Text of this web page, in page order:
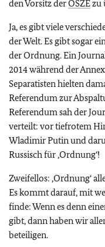
den Vorsitz derOSZEzu
Ja, es gibt viele
der Welt. Es gibt sogar
der Ordnung. Ein
2014 während der
Separatisten hielten
Referendum zur
Referendum sah der
verteilt: vor tiefrotem
Wladimir Putin und
Russisch für ‚Ordnung‘!
Zweifellos: ‚Ordnung‘
Es kommt darauf, mit
finde: Wenn es denn
gibt, dann haben wir
beteiligen.